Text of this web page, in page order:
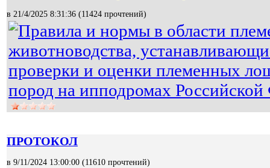
в 21/4/2025 8:31:36 (11424 прочтений)
Правила и нормы в области
животноводства,
проверки и оценки племенных
пород на ипподромах
ПРОТОКОЛ
в 9/11/2024 13:00:00 (11610 прочтений)